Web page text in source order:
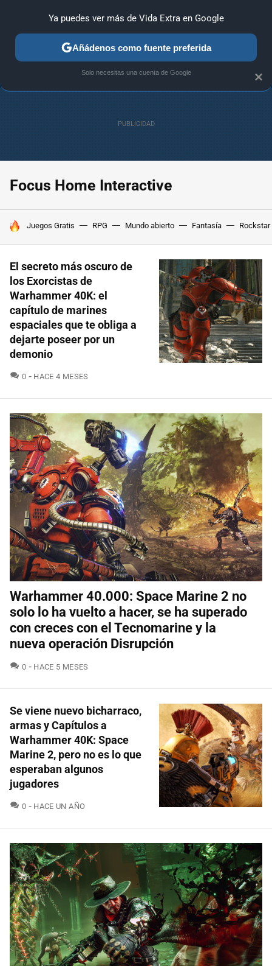
ANÁLISIS GUÍAS Y TRUCOS PC SONY NINTENDO
Focus Home Interactive
HOY SE HABLA DE
Juegos Gratis RPG Mundo abierto Fantasía Rockstar
El secreto más oscuro de
los Exorcistas de
Warhammer 40K: el
capítulo de marines
espaciales que te obliga a
dejarte poseer por un
demonio
0 COMENTARIOS
HACE 4 MESES
Warhammer 40.000: Space Marine 2 no
solo lo ha vuelto a hacer, se ha superado
con creces con el Tecnomarine y la
nueva operación Disrupción
0 COMENTARIOS
HACE 5 MESES
Se viene nuevo bicharraco,
armas y Capítulos a
Warhammer 40K: Space
Marine 2, pero no es lo que
esperaban algunos
jugadores
0 COMENTARIOS
HACE UN AÑO
×
Ya puedes ver más de Vida Extra en Google
Añádenos como fuente preferida
Solo necesitas una cuenta de Google